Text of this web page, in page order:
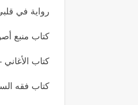
رواية في
كتاب منبع
كتاب الأغاني
كتاب فقه